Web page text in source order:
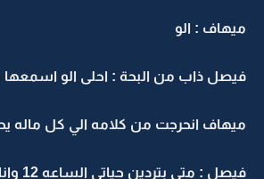
ميهاف : الو
فيصل ذاب من البحة : احلى الو اسمعها
ميهاف انحرجت من كلامه الي كل ماله
فيصل : متى بتردين حياتي الساعه 12 وانا اخاف عليك